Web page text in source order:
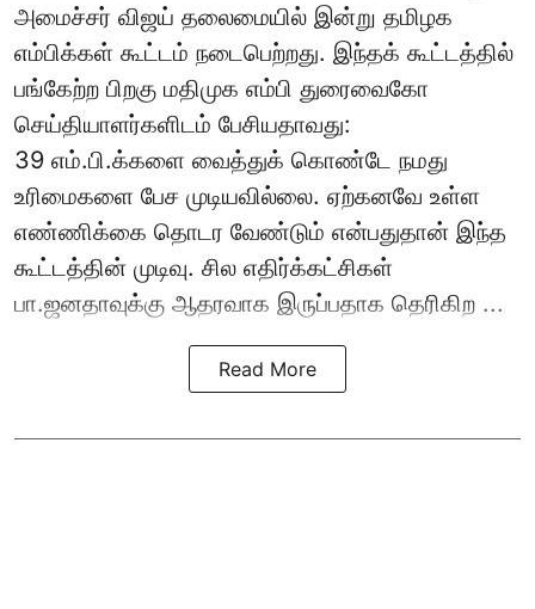
அமைச்சர் விஜய் தலைமையில் இன்று தமிழக
எம்பிக்கள் கூட்டம் நடைபெற்றது. இந்தக் கூட்டத்தில்
பங்கேற்ற பிறகு மதிமுக எம்பி துரைவைகோ
செய்தியாளர்களிடம் பேசியதாவது:
39 எம்.பி.க்களை வைத்துக் கொண்டே நமது
உரிமைகளை பேச முடியவில்லை. ஏற்கனவே உள்ள
எண்ணிக்கை தொடர வேண்டும் என்பதுதான் இந்த
கூட்டத்தின் முடிவு. சில எதிர்க்கட்சிகள்
பா.ஜனதாவுக்கு ஆதரவாக இருப்பதாக தெரிகிற ...
Read More